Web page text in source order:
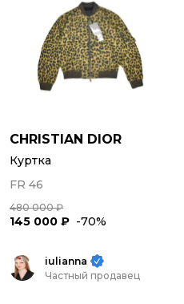
CHRISTIAN DIOR
Куртка
FR 46
480 000 ₽
145 000 ₽ -70%
iulianna
Частный продавец